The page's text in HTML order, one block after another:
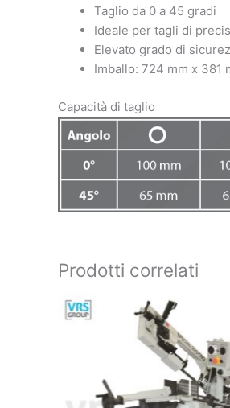
Taglio da 0 a 45 gradi
Ideale per tagli di
Elevato grado di
Imballo: 724 mm x 381
Capacità di taglio
Prodotti correlati